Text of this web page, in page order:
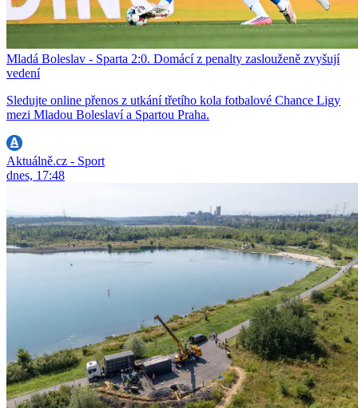
Mladá Boleslav - Sparta 2:0. Domácí z penalty zaslouženě zvyšují
vedení
Sledujte online přenos z utkání třetího kola fotbalové Chance Ligy
mezi Mladou Boleslaví a Spartou Praha.
Aktuálně.cz - Sport
dnes, 17:48